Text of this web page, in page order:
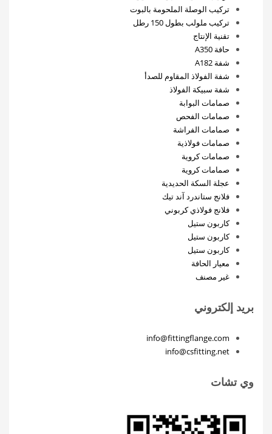
تركيب الوصلة الملحومة بالبوت
تركيب ملولب بطول 150 رطل
تقنية الإنتاج
حافة A350
شفة A182
شفة الفولاذ المقاوم للصدأ
شفة سبيكة الفولاذ
صمامات البوابة
صمامات الفحص
صمامات الفراشة
صمامات فولاذية
صمامات كروية
صمامات كروية
عجلة السكة الحديدية
فلانج ستاندرد آند تيك
فلانج فولاذي كربوني
كاربون ستيل
كاربون ستيل
كاربون ستيل
معيار الحافة
غير مصنف
بريد إلكتروني
info@fittingflange.com
info@csfitting.net
وي تشات